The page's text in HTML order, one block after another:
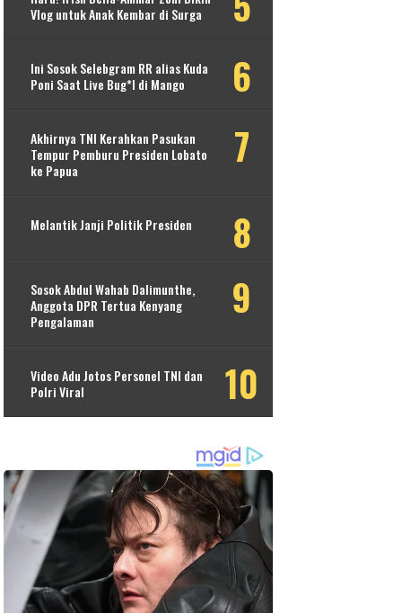
Vlog untuk Anak Kembar di Surga
Ini Sosok Selebgram RR alias Kuda
Poni Saat Live Bug*l di Mango
Akhirnya TNI Kerahkan Pasukan
Tempur Pemburu Presiden Lobato
ke Papua
Melantik Janji Politik Presiden
Sosok Abdul Wahab Dalimunthe,
Anggota DPR Tertua Kenyang
Pengalaman
Video Adu Jotos Personel TNI dan
Polri Viral